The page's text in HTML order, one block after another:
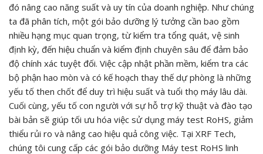
đó nâng cao năng suất và uy tín của doanh nghiệp. Như chúng
ta đã phân tích, một gói bảo dưỡng lý tưởng cần bao gồm
nhiều hạng mục quan trọng, từ kiểm tra tổng quát, vệ sinh
định kỳ, đến hiệu chuẩn và kiểm định chuyên sâu để đảm bảo
độ chính xác tuyệt đối. Việc cập nhật phần mềm, kiểm tra các
bộ phận hao mòn và có kế hoạch thay thế dự phòng là những
yếu tố then chốt để duy trì hiệu suất và tuổi thọ máy lâu dài.
Cuối cùng, yếu tố con người với sự hỗ trợ kỹ thuật và đào tạo
bài bản sẽ giúp tối ưu hóa việc sử dụng máy test RoHS, giảm
thiểu rủi ro và nâng cao hiệu quả công việc. Tại XRF Tech,
chúng tôi cung cấp các gói bảo dưỡng Máy test RoHS linh